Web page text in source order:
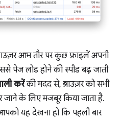
आम तौर पर कुछ फ़ाइलें अपनी
पेज लोड होने की स्पीड बढ़ जाती
करेंकी मदद से, ब्राउज़र को सभी
जाने के लिए मजबूर किया जाता है.
यह देखना हो कि पहली बार